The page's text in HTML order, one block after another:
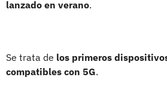
lanzado en verano.
Se trata de los primeros
compatibles con 5G.